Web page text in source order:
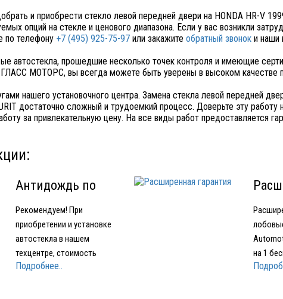
и приобрести стекло левой передней двери на HONDA HR-V
опций на стекле и ценового диапазона. Если у вас возникли
по телефону +7 (495) 925-75-97или закажите обратный звоноки наши
автостекла, прошедшие несколько точек контроля и имеющие
МОТОРС, вы всегда можете быть уверены в высоком качестве
нашего установочного центра. Замена стекла левой передней
достаточно сложный и трудоемкий процесс. Доверьте эту
за привлекательную цену. На все виды работ предоставляется
Антидождь по
Рекомендуем! При
приобретении и установке
автостекла в нашем
техцентре, стоимость
нанесения нанопокрытия
Подробнее..
на 1
1